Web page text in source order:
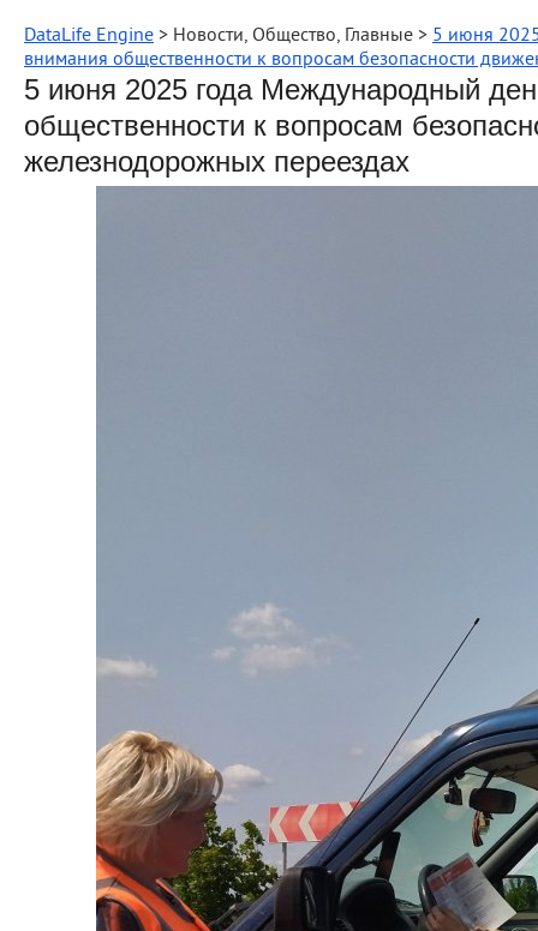
DataLife Engine > Новости, Общество, Главные > 5 июня
внимания общественности к вопросам безопасности
5 июня 2025 года Международный
общественности к вопросам
железнодорожных переездах